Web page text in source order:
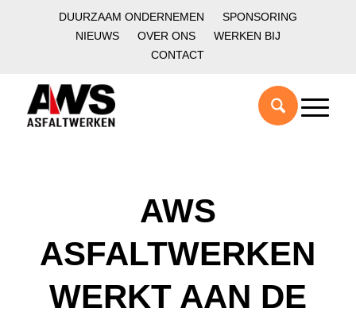
DUURZAAM ONDERNEMEN
SPONSORING
NIEUWS
OVER ONS
WERKEN BIJ
CONTACT
AWS
ASFALTWERKEN
WERKT AAN DE